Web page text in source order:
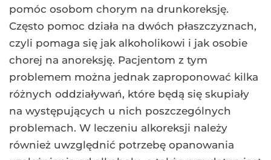
pomóc osobom chorym na drunkoreksję.
Często pomoc działa na dwóch płaszczyznach,
czyli pomaga się jak alkoholikowi i jak osobie
chorej na anoreksję. Pacjentom z tym
problemem można jednak zaproponować kilka
różnych oddziaływań, które będą się skupiały
na występujących u nich poszczególnych
problemach. W leczeniu alkoreksji należy
również uwzględnić potrzebę opanowania